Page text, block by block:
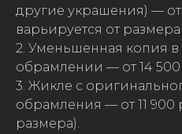
другие украшения) — от
варьируется от
2. Уменьшенная копия
обрамлении — от 14 500
3. Жикле с
обрамления — от 11 900
размера).